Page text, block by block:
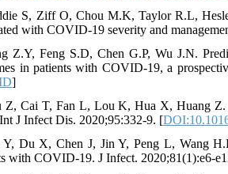
S, Ziff O, Chou M.K, Taylor R.L,
with COVID-19 severity and
Z.Y, Feng S.D, Chen G.P, Wu J.N.
in patients with COVID-19, a
]
Z, Cai T, Fan L, Lou K, Hua X, Huang Z.
J Infect Dis. 2020;95:332-9. [
Du X, Chen J, Jin Y, Peng L, Wang
with COVID-19. J Infect. 2020;81(1):e6-